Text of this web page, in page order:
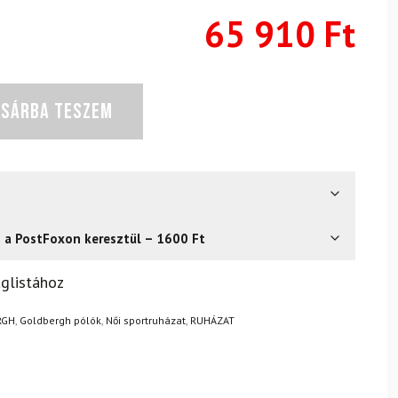
65 910 Ft
TESZEM
a PostFoxon keresztül – 1600 Ft
gond – a terméket egyszerűen visszaküldheti 14
, Goldbergh pólók, Női sportruházat, RUHÁZAT